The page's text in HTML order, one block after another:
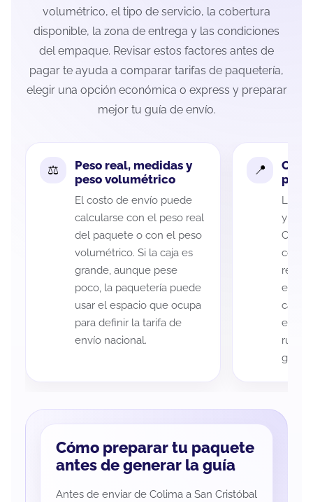
volumétrico, el tipo de servicio, la cobertura
disponible, la zona de entrega y las condiciones
del empaque. Revisar estos factores antes de
pagar te ayuda a comparar tarifas de paquetería,
elegir una opción económica o express y preparar
mejor tu guía de envío.
Peso real, medidas y
peso volumétrico
El costo de envío puede
calcularse con el peso real
del paquete o con el peso
volumétrico. Si la caja es
grande, aunque pese
poco, la paquetería puede
usar el espacio que ocupa
para definir la tarifa de
envío nacional.
La
y San
cada
es
ruta
guía
Cómo preparar tu paquete
antes de generar la guía
Antes de enviar de Colima a San Cristóbal